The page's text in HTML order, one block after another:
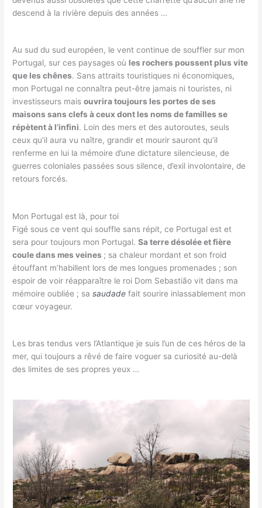
descend à la rivière depuis des années …
Au sud du sud européen, le vent continue de souffler sur mon
Portugal, sur ces paysages où les rochers poussent plus vite
que les chênes. Sans attraits touristiques ni économiques,
mon Portugal ne connaîtra peut-être jamais ni touristes, ni
investisseurs maisouvrira toujours les portes de ses
maisons sans clefs à ceux dont les noms de familles se
répètent à l’infini. Loin des mers et des autoroutes, seuls
ceux qu’il aura vu naître, grandir et mourir sauront qu’il
renferme en lui la mémoire d’une dictature silencieuse, de
guerres coloniales passées sous silence, d’exil involontaire, de
retours forcés.
Mon Portugal est là, pour toi
Figé sous ce vent qui souffle sans répit, ce Portugal est et
sera pour toujours mon Portugal.Sa terre désolée et fière
coule dans mes veines ; sa chaleur mordant et son froid
étouffant m’habillent lors de mes longues promenades ; son
espoir de voir réapparaître le roi Dom Sebastião vit dans ma
mémoire oubliée ; sasaudade fait sourire inlassablement mon
cœur voyageur.
Les bras tendus vers l’Atlantique je suis l’un de ces héros de la
mer, qui toujours a rêvé de faire voguer sa curiosité au-delà
des limites de ses propres yeux …